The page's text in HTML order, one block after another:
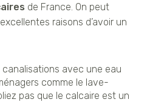
de France. On peut
raisons d’avoir un
canalisations avec une eau
comme le lave-
pas que le calcaire est un